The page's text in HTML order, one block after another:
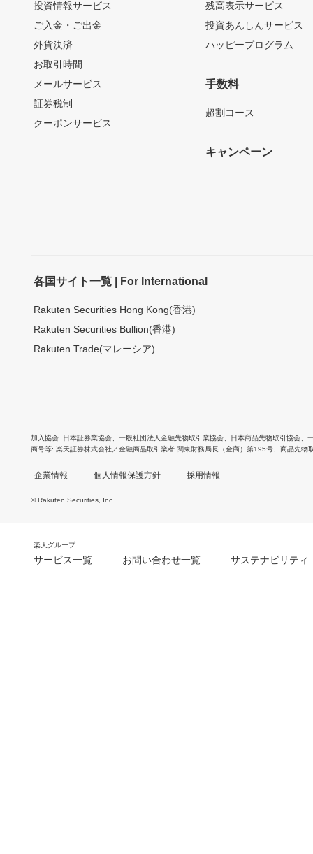
投資情報サービス
ご入金・ご出金
外貨決済
お取引時間
メールサービス
証券税制
クーポンサービス
残高表示サービス
投資あんしんサービス
ハッピープログラム
手数料
超割コース
キャンペーン
各国サイト一覧 | For International
Rakuten Securities Hong Kong(香港)
Rakuten Securities Bullion(香港)
Rakuten Trade(マレーシア)
加入協会 日本証券業協会 一般社団法人金融先物取引業協会 日本商品先物取引協会
商号等 楽天証券株式会社／金融商品取引業者 関東財務局長（金商）第195号、商品先物
企業情報 個人情報保護方針 採用情報
© Rakuten Securities, Inc.
楽天グループ
サービス一覧 お問い合わせ一覧 サステナビリティ